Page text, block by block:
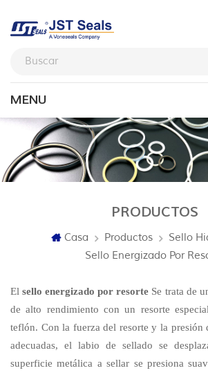
PRODUCTOS
Casa Productos
Sello
Sello Energizado Por
Elsello energizado por resorte Se trata de
de alto rendimiento con un resorte
teflón. Con la fuerza del resorte y la presión
adecuadas, el labio de sellado se
superficie metálica a sellar se presiona